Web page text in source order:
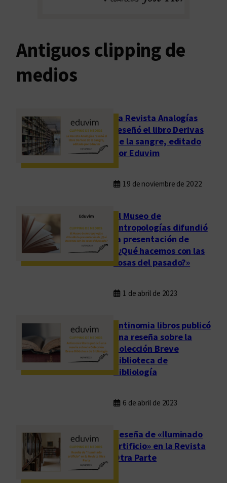
Antiguos clipping de
medios
La Revista Analogías
reseñó el libro Derivas
de la sangre, editado
por Eduvim
19 de noviembre de 2022
El Museo de
Antropologías difundió
la presentación de
«¿Qué hacemos con las
cosas del pasado?»
1 de abril de 2023
Antinomia libros publicó
una reseña sobre la
Colección Breve
Biblioteca de
Bibliología
6 de abril de 2023
Reseña de «Iluminado
artificio» en la Revista
Otra Parte